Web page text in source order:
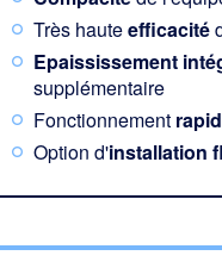
Très hauteefficacité
Epaississement
supplémentaire
Fonctionnement
Option d'installation